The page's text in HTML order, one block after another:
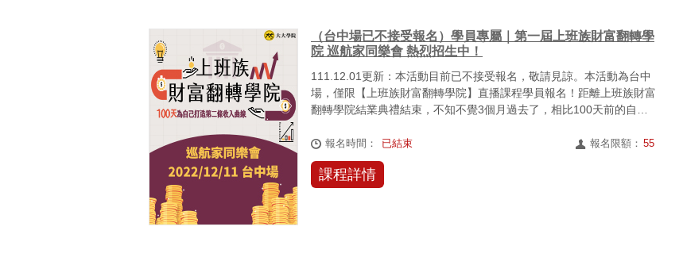
（台中場已不接受報名）學員專屬｜第一屆上班族財富翻轉學
院 巡航家同樂會 熱烈招生中！
111.12.01更新：本活動目前已不接受報名，敬請見諒。本活動為台中
場，僅限【上班族財富翻轉學院】直播課程學員報名！距離上班族財富
翻轉學院結業典禮結束，不知不覺3個月過去了，相比100天前的自
報名時間： 已結束 報名限額： 55
課程詳情